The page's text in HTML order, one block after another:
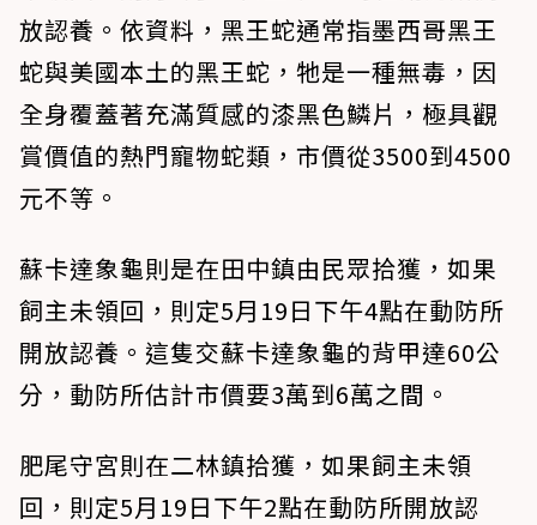
放認養。依資料，黑王蛇通常指墨西哥黑王
蛇與美國本土的黑王蛇，牠是一種無毒，因
全身覆蓋著充滿質感的漆黑色鱗片，極具觀
賞價值的熱門寵物蛇類，市價從3500到4500
元不等。
蘇卡達象龜則是在田中鎮由民眾拾獲，如果
飼主未領回，則定5月19日下午4點在動防所
開放認養。這隻交蘇卡達象龜的背甲達60公
分，動防所估計市價要3萬到6萬之間。
肥尾守宮則在二林鎮拾獲，如果飼主未領
回，則定5月19日下午2點在動防所開放認